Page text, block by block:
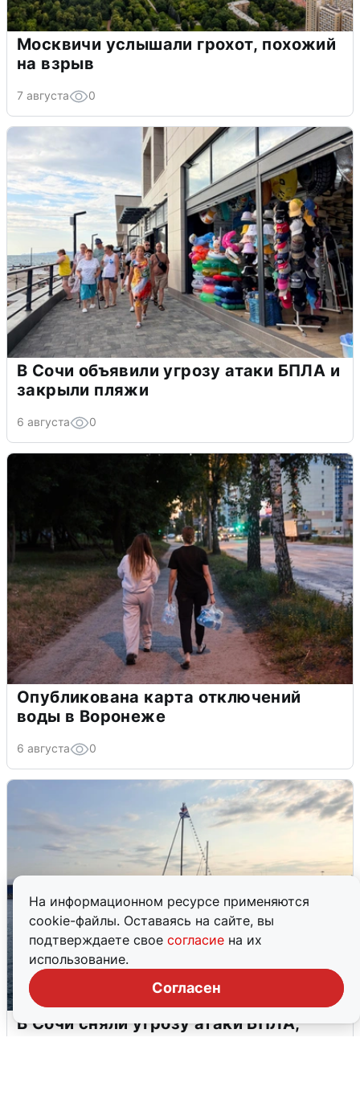
На информационном ресурсе применяются
cookie-файлы. Оставаясь на сайте, вы
подтверждаете свое согласие на их
использование.
Согласен
Москвичи услышали грохот, похожий
на взрыв
7 августа 0
В Сочи объявили угрозу атаки БПЛА и
закрыли пляжи
6 августа 0
Опубликована карта отключений
воды в Воронеже
6 августа 0
В Сочи сняли угрозу атаки БПЛА,